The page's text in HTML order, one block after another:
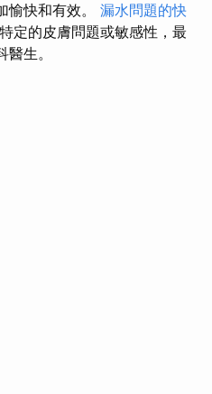
愉快和有效。 漏水問題的快
定的皮膚問題或敏感性，最
生。